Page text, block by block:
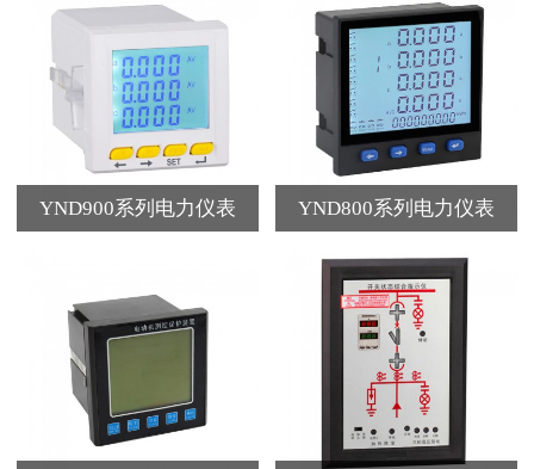
YND900系列电力仪表 YND800系列电力仪表